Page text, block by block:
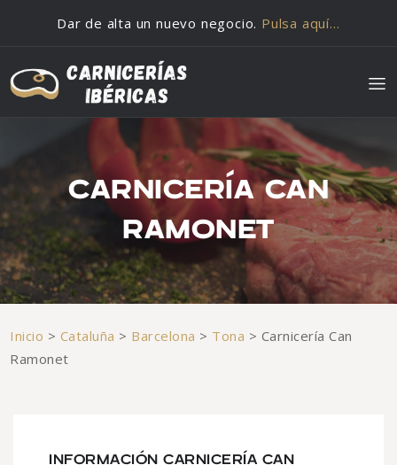
Dar de alta un nuevo negocio. Pulsa aquí…
CARNICERÍA CAN
RAMONET
Inicio > Cataluña > Barcelona > Tona > Carnicería Can
Ramonet
INFORMACIÓN CARNICERÍA CAN